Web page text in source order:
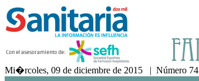
Mi�rcoles, 09 de diciembre de 2015 | Número 74